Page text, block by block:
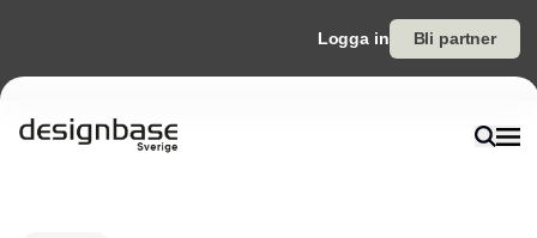
Logga in Bli partner